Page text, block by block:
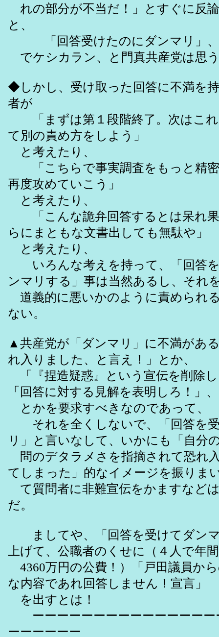
れの部分が不当だ！」とすぐに反
と、
「回答受けたのにダンマリ」、
でケシカラン、と門真共産党は思
◆しかし、受け取った回答に不満を
者が
「まずは第１段階終了。次はこれ
て別の責め方をしよう」
と考えたり、
「こちらで事実調査をもっと精
再度攻めていこう」
と考えたり、
「こんな詭弁回答するとは呆れ
らにまともな文書出しても無駄や」
と考えたり、
いろんな考えを持って、「回答を
ンマリする」事は当然あるし、それ
道義的に悪いかのように責められ
ない。
▲共産党が「ダンマリ」に不満があ
れ入りました、と言え！」とか、
「『捏造疑惑』という宣伝を削除
「回答に対する見解を表明しろ！」、
とかを要求すべきなのであって、
それを全くしないで、「回答を
リ」と言いなして、いかにも「自分
問のデタラメさを指摘されて恐れ
てしまった」的なイメージを振りま
て質問者に非難宣伝をかますなど
だ。
ましてや、「回答を受けてダン
上げて、公職者のくせに（４人で年間
4360万円の公費！）「戸田議員か
な内容であれ回答しません！宣言」
を出すとは！
ーーーーーーーーーーーーーーー
ーーーーーー